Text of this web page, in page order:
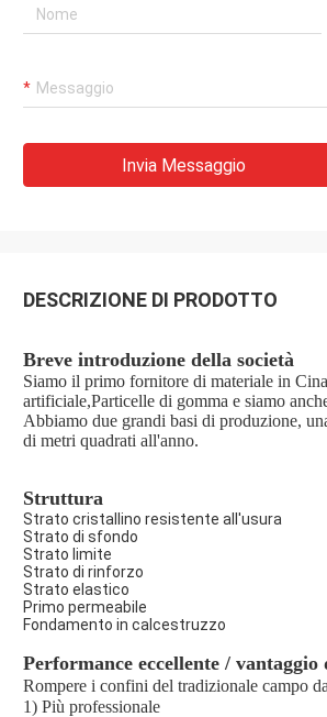
Invia Messaggio
DESCRIZIONE DI PRODOTTO
Breve introduzione della società
Siamo il primo fornitore di materiale in
artificiale,Particelle di gomma e siamo
Abbiamo due grandi basi di produzione,
di metri quadrati all'anno.
Struttura
Strato cristallino resistente all'usura
Strato di sfondo
Strato limite
Strato di rinforzo
Strato elastico
Primo permeabile
Fondamento in calcestruzzo
Performance eccellente / vantaggio
Rompere i confini del tradizionale campo
1) Più professionale